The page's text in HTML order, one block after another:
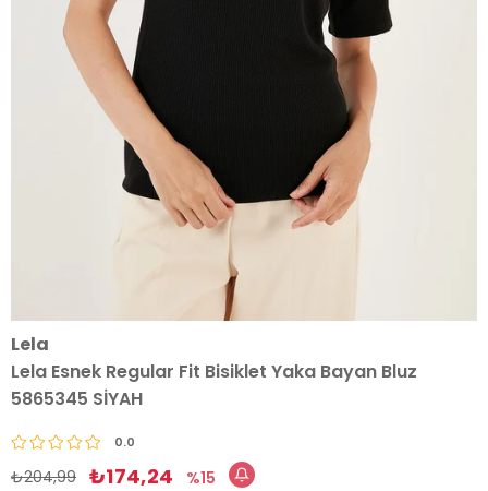
Lela
Lela Esnek Regular Fit Bisiklet Yaka Bayan Bluz
5865345 SİYAH
0.0
₺204,99 ₺174,24 15